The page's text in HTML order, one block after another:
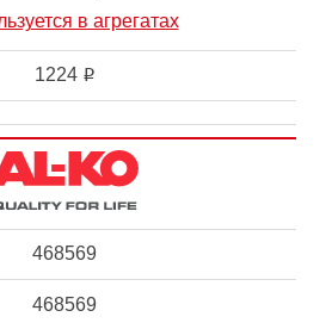
в агрегатах
1224 i
468569
468569